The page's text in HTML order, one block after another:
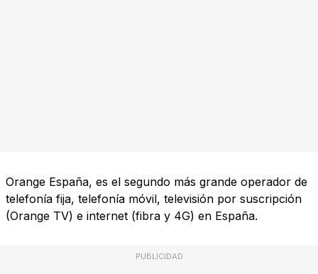
Orange España, es el segundo más grande operador de
telefonía fija, telefonía móvil, televisión por suscripción
(Orange TV) e internet (fibra y 4G) en España.
PUBLICIDAD